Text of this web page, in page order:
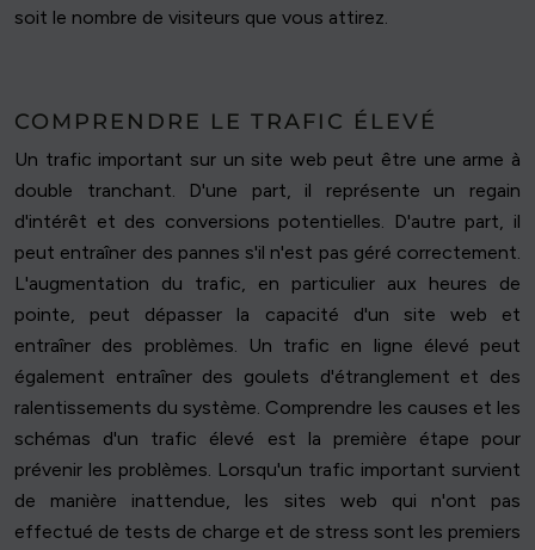
soit le nombre de visiteurs que vous attirez.
COMPRENDRE LE TRAFIC ÉLEVÉ
Un trafic important sur un site web peut être une arme à
double tranchant. D'une part, il représente un regain
d'intérêt et des conversions potentielles. D'autre part, il
peut entraîner des pannes s'il n'est pas géré correctement.
L'augmentation du trafic, en particulier aux heures de
pointe, peut dépasser la capacité d'un site web et
entraîner des problèmes. Un trafic en ligne élevé peut
également entraîner des goulets d'étranglement et des
ralentissements du système. Comprendre les causes et les
schémas d'un trafic élevé est la première étape pour
prévenir les problèmes. Lorsqu'un trafic important survient
de manière inattendue, les sites web qui n'ont pas
effectué de tests de charge et de stress sont les premiers